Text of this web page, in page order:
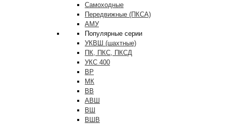
Самоходные
Передвижные (ПКСА)
АМУ
Популярные серии
УКВШ (шахтные)
ПК, ПКС, ПКСД
УКС 400
ВР
МК
ВВ
АВШ
ВШ
ВШВ